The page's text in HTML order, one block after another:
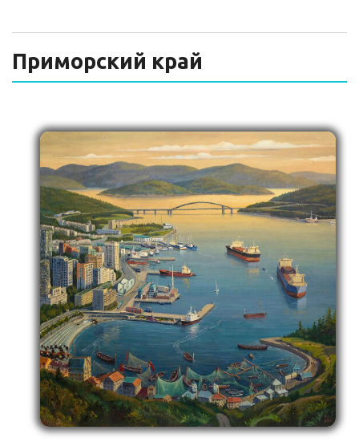
СТРОИТЕЛЬНЫЙ АУДИТ
НОРМАТИВНЫЕ ДОКУМЕНТЫ
О НАС
ПРЕССА
РЕЕСТРЫ
Приморский край